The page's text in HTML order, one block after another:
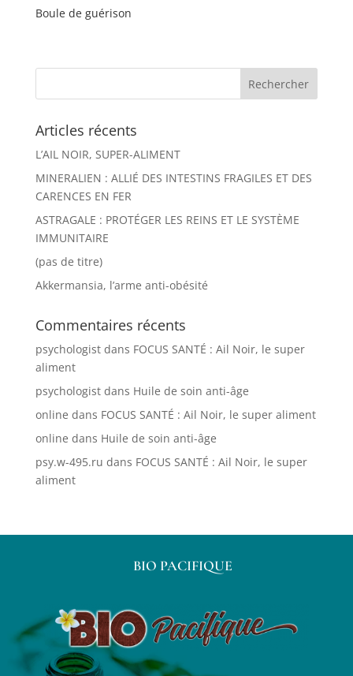
Boule de guérison
Articles récents
L’AIL NOIR, SUPER-ALIMENT
MINERALIEN : ALLIÉ DES INTESTINS FRAGILES ET DES
CARENCES EN FER
ASTRAGALE : PROTÉGER LES REINS ET LE SYSTÈME
IMMUNITAIRE
(pas de titre)
Akkermansia, l’arme anti-obésité
Commentaires récents
psychologistdans FOCUS SANTÉ : Ail Noir, le super
aliment
psychologistdans Huile de soin anti-âge
online dans FOCUS SANTÉ : Ail Noir, le super aliment
online dans Huile de soin anti-âge
psy.w-495.ru dans FOCUS SANTÉ : Ail Noir, le super
aliment
BIO PACIFIQUE